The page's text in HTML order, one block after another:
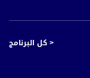
< كل البرنامج